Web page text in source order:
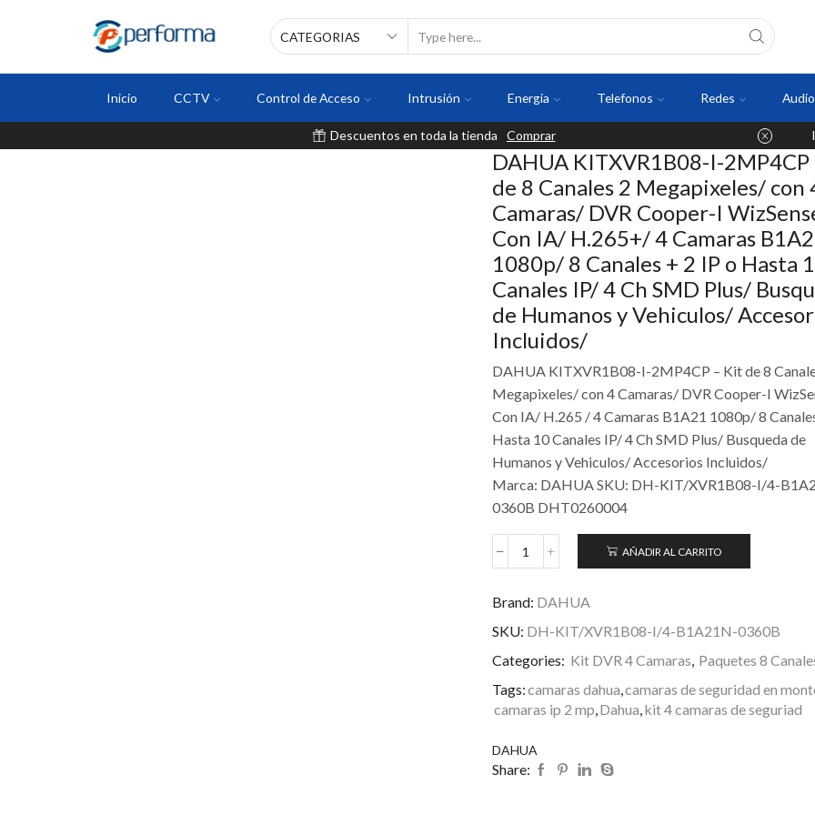
Inicio CCTV Control de Acceso Intrusión Energia Telefonos Redes Audio
Descuentos en toda la tienda Comprar
DAHUA KITXVR1B08-I-
de 8 Canales 2 Megapixeles/ con
Camaras/ DVR Cooper-I
Con IA/ H.265+/ 4 Camaras
1080p/ 8 Canales + 2 IP o Hasta
Canales IP/ 4 Ch SMD Plus/
de Humanos y Vehiculos/
Incluidos/
DAHUA KITXVR1B08-I-2MP4CP – Kit de 8
Megapixeles/ con 4 Camaras/ DVR Cooper-I
Con IA/ H.265 / 4 Camaras B1A21 1080p/ 8
Hasta 10 Canales IP/ 4 Ch SMD Plus/ Busqueda de
Humanos y Vehiculos/ Accesorios Incluidos/
Marca: DAHUA SKU: DH-KIT/XVR1B08-I/4-
0360B DHT0260004
AÑADIR AL CARRITO
Brand: DAHUA
SKU: DH-KIT/XVR1B08-I/4-B1A21N-0360B
Categories: Kit DVR 4 Camaras, Paquetes 8
Tags:camaras dahua,camaras de seguridad en
camaras ip 2 mp,Dahua,kit 4 camaras de seguriad
DAHUA
Share: